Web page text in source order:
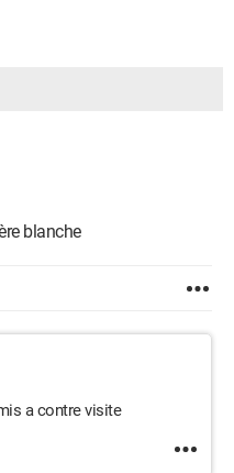
blanche
a contre visite